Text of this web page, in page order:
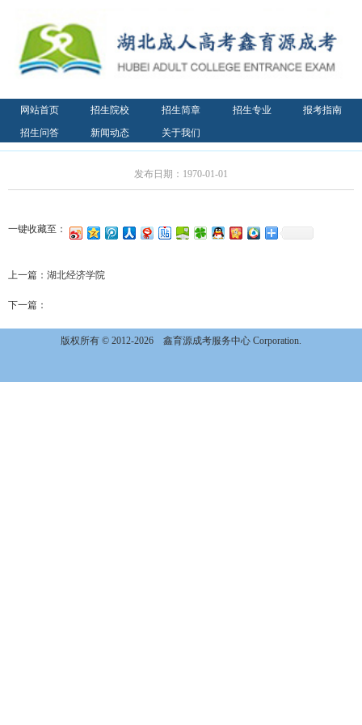
网站首页 招生院校 招生简章 招生专业
报考指南
招生问答
新闻动态 关于我们
发布日期：1970-01-01
一键收藏至：
上一篇： 湖北经济学院
下一篇：
版权所有 © 2012-2026 鑫育源成考服务中心 Corporation.